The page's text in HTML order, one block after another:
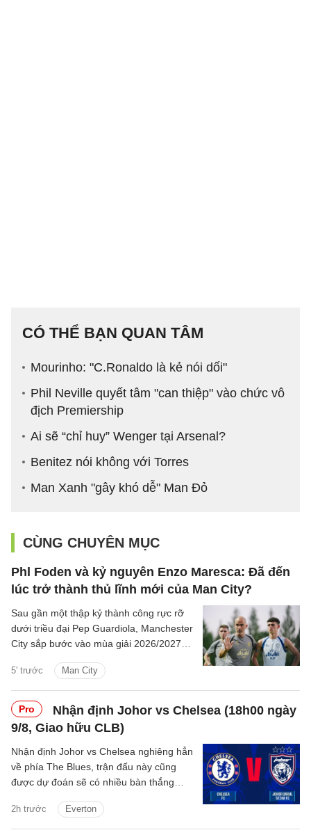
CÓ THỂ BẠN QUAN TÂM
Mourinho: "C.Ronaldo là kẻ nói dối"
Phil Neville quyết tâm "can thiệp" vào chức vô
địch Premiership
Ai sẽ “chỉ huy” Wenger tại Arsenal?
Benitez nói không với Torres
Man Xanh "gây khó dễ" Man Đỏ
CÙNG CHUYÊN MỤC
Phl Foden và kỷ nguyên Enzo Maresca: Đã đến
lúc trở thành thủ lĩnh mới của Man City?
5' trước Man City
Sau gần một thập kỷ thành công rực rỡ
dưới triều đại Pep Guardiola, Manchester
City sắp bước vào mùa giải 2026/2027
trên băng ghế chỉ đạo.
Pro
Nhận định Johor vs Chelsea (18h00 ngày
9/8, Giao hữu CLB)
2h trước Everton
Nhận định Johor vs Chelsea nghiêng hẳn
về phía The Blues, trận đấu này cũng
được dự đoán sẽ có nhiều bàn thắng